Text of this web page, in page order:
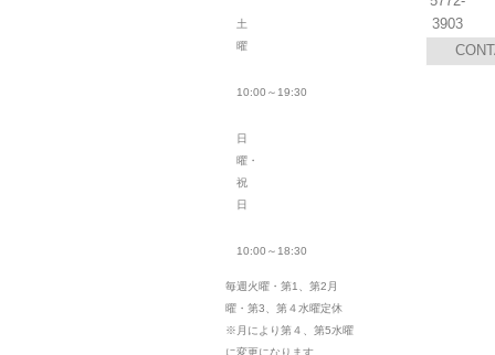
土
曜
10:00～19:30
日
曜・
祝
日
10:00～18:30
毎週火曜・第1、第2月
曜・第3、第４水曜定休
※月により第４、第5水曜
に変更になります
3903